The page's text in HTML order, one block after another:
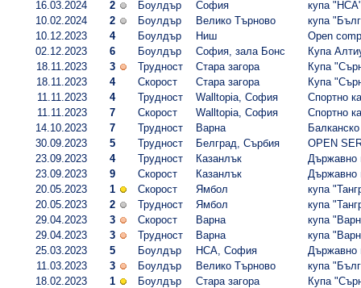
16.03.2024
2 Боулдър София
купа
10.02.2024
2 Боулдър Велико Търново
купа
10.12.2023
4 Боулдър Ниш
Open
02.12.2023
6 Боулдър София, зала Бонс
Купа
18.11.2023
3 Трудност Стара загора
Купа
18.11.2023
4 Скорост Стара загора
Купа
11.11.2023
4 Трудност Walltopia, София
Спортно
11.11.2023
7 Скорост Walltopia, София
Спортно
14.10.2023
7 Трудност Варна
30.09.2023
5 Трудност Белград, Сърбия
OPEN
23.09.2023
4 Трудност Казанлък
Държавно
23.09.2023
9 Скорост Казанлък
Държавно
20.05.2023
1 Скорост Ямбол
купа
20.05.2023
2 Трудност Ямбол
купа
29.04.2023
3 Скорост Варна
купа
29.04.2023
3 Трудност Варна
купа
25.03.2023
5 Боулдър НСА, София
Държавно
11.03.2023
3 Боулдър Велико Търново
купа
18.02.2023
1 Боулдър Стара загора
Купа